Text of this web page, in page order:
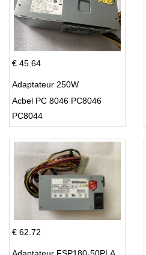
€ 45.64
Adaptateur 250W
Acbel PC 8046 PC8046
PC8044
€ 62.72